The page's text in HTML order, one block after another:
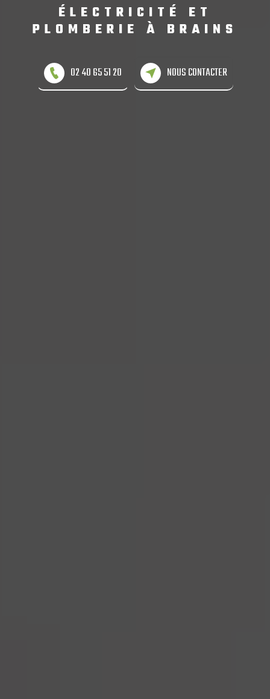
ÉLECTRICITÉ ET
PLOMBERIE À BRAINS
02 40 65 51 20 NOUS CONTACTER